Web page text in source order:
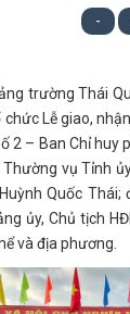
-
trường Thái
chức Lễ giao,
2 – Ban Chỉ huy
vụ Tỉnh
Quốc Thái;
ủy, Chủ tịch
và địa phương.